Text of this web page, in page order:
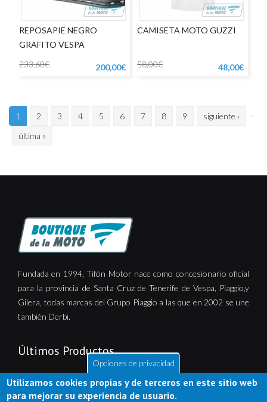
REPOSAPIE NEGRO
GRAFITO VESPA
233,60€
200,00€
CAMISETA MOTO GUZZI
58,00€ 48,00€
1 2 3 4 5 6 7 8 9 …
siguiente ›
última »
Fundada en 1994, Tifón Motor nace como concesionario oficial
para la provincia de Santa Cruz de Tenerife de Vespa, Piaggio,y
Gilera, todas marcas del Grupo Piaggio a las que en 2002 se une
también Derbi.
Últimos Productos
Opciones de privacidad
Utilizamos cookies propias y de terceros en este sitio web
para mejorar su experiencia de usuario.